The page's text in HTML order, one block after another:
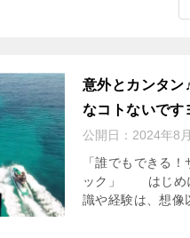
意外とカンタ
なコトないです
公開日： 2024年8
「誰でもできる
ック」 はじめに
識や経験は、想